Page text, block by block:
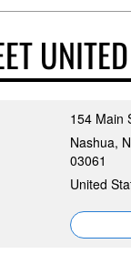
154 Main
Nashua,
03061
United